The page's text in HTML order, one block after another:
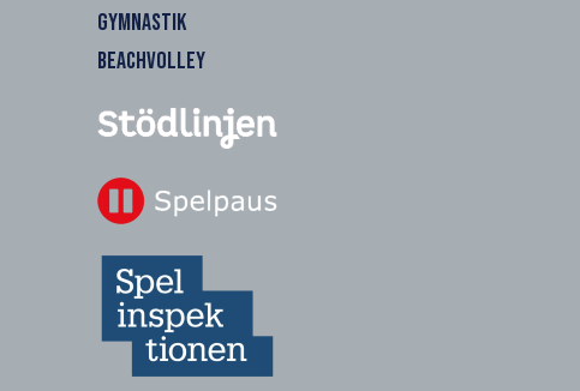
GYMNASTIK
BEACHVOLLEY